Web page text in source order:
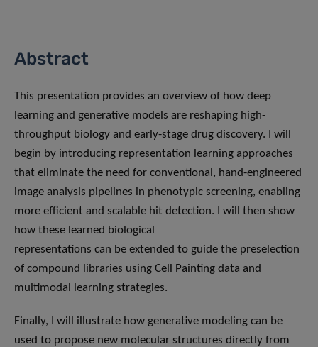
Abstract
This presentation provides an overview of how deep
learning and generative models are reshaping high-
throughput biology and early-stage drug discovery. I will
begin by introducing representation learning approaches
that eliminate the need for conventional, hand-engineered
image analysis pipelines in phenotypic screening, enabling
more efficient and scalable hit detection. I will then show
how these learned biological
representations can be extended to guide the preselection
of compound libraries using Cell Painting data and
multimodal learning strategies.
Finally, I will illustrate how generative modeling can be
used to propose new molecular structures directly from